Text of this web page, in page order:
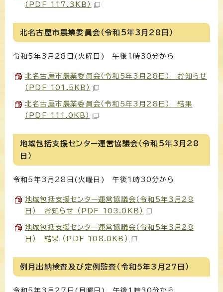
（PDF 117.3KB）
北名古屋市農業委員会（令和5年3月28日）
令和5年3月28日(火曜日) 午後1時30分から
北名古屋市農業委員会（令和5年3月28日） お知らせ
（PDF 101.5KB）
北名古屋市農業委員会（令和5年3月28日） 結果
（PDF 111.0KB）
地域包括支援センター運営協議会（令和5年3月28
日）
令和5年3月28日(火曜日) 午後1時30分から
地域包括支援センター運営協議会（令和5年3月28
日） お知らせ （PDF 103.0KB）
地域包括支援センター運営協議会（令和5年3月28
日） 結果 （PDF 108.0KB）
例月出納検査及び定例監査（令和5年3月27日）
令和5年3月27日(月曜日) 午後1時30分から